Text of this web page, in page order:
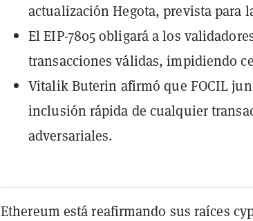
actualización Hegota, prevista para
El EIP-7805 obligará a los
transacciones válidas, impidiendo
Vitalik Buterin afirmó que FOCIL
inclusión rápida de cualquier
adversariales.
Ethereum está reafirmando sus raíces